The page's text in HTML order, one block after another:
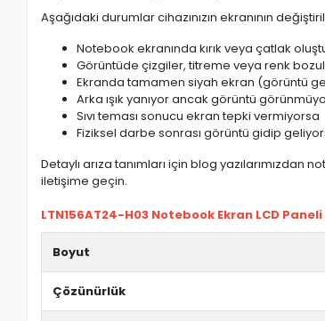
Aşağıdaki durumlar cihazınızın ekranının
Notebook ekranında kırık veya çatlak
Görüntüde çizgiler, titreme veya renk
Ekranda tamamen siyah ekran (görüntü
Arka ışık yanıyor ancak görüntü
Sıvı teması sonucu ekran tepki vermiyorsa
Fiziksel darbe sonrası görüntü gidip
Detaylı arıza tanımları için blog
iletişime geçin.
LTN156AT24-H03 Notebook Ekran LCD
Boyut
Çözünürlük